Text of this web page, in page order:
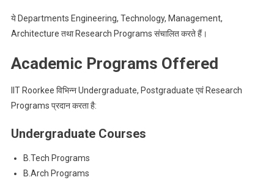
ये Departments Engineering, Technology, Management,
Architecture तथा Research Programs संचालित करते हैं।
Academic Programs Offered
IIT Roorkee विभिन्न Undergraduate, Postgraduate एवं Research
Programs प्रदान करता है:
Undergraduate Courses
B.Tech Programs
B.Arch Programs